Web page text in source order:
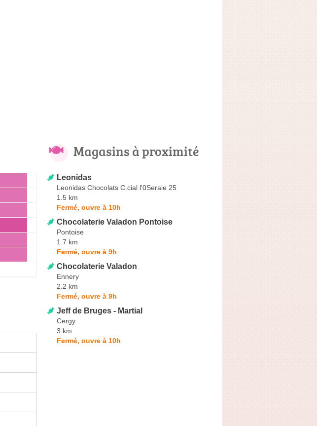
Magasins à proximité
Leonidas
Leonidas Chocolats C.cial l'0Seraie 25
1.5 km
Fermé, ouvre à 10h
Chocolaterie Valadon Pontoise
Pontoise
1.7 km
Fermé, ouvre à 9h
Chocolaterie Valadon
Ennery
2.2 km
Fermé, ouvre à 9h
Jeff de Bruges - Martial
Cergy
3 km
Fermé, ouvre à 10h